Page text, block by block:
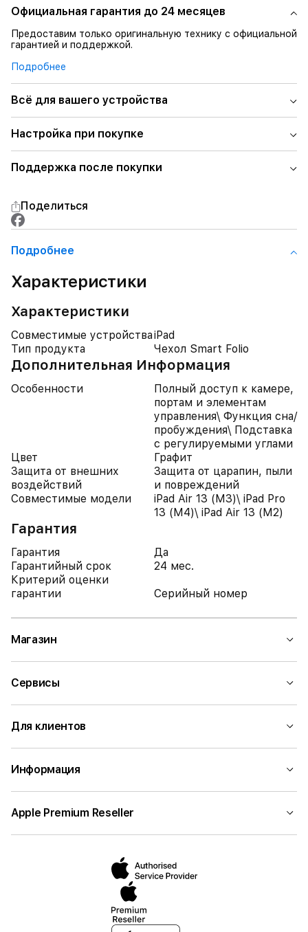
Официальная гарантия до 24 месяцев
Предоставим только оригинальную технику с официальной
гарантией и поддержкой.
Подробнее
Всё для вашего устройства
Настройка при покупке
Поддержка после покупки
Поделиться
Подробнее
Характеристики
Характеристики
Совместимые устройстваiPad
Тип продукта
Чехол Smart Folio
Дополнительная Информация
Особенности
Полный доступ к камере,
портам и элементам
управления\ Функция сна/
пробуждения\ Подставка
с регулируемыми углами
Цвет
Графит
Защита от внешних
воздействий
Защита от царапин, пыли
и повреждений
Совместимые модели
iPad Air 13 (M3)\ iPad Pro
13 (M4)\ iPad Air 13 (M2)
Гарантия
Гарантия
Да
Гарантийный срок
24 мес.
Критерий оценки
гарантии
Серийный номер
Магазин
Сервисы
Для клиентов
Информация
Apple Premium Reseller